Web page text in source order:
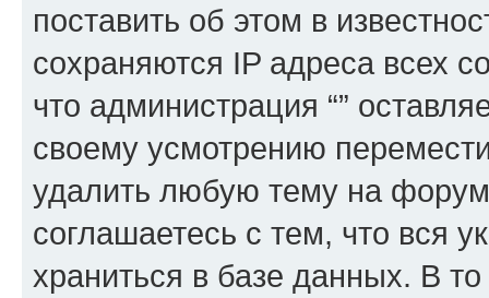
поставить об этом в
сохраняются IP адреса всех
что администрация “”
своему усмотрению
удалить любую тему на
соглашаетесь с тем, что вся
храниться в базе данных. В